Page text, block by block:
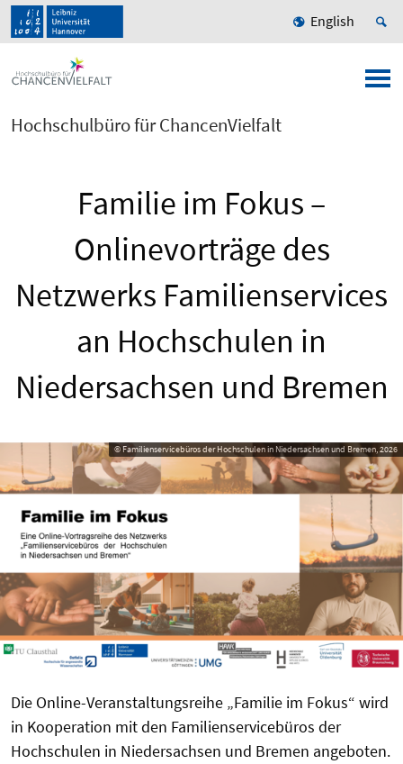
English
Hochschulbüro für ChancenVielfalt
Familie im Fokus –
Onlinevorträge des
Netzwerks Familienservices
an Hochschulen in
Niedersachsen und Bremen
© Familienservicebüros der Hochschulen in Niedersachsen und Bremen, 2026
Die Online-Veranstaltungsreihe „Familie im Fokus“ wird
in Kooperation mit den Familienservicebüros der
Hochschulen in Niedersachsen und Bremen angeboten.